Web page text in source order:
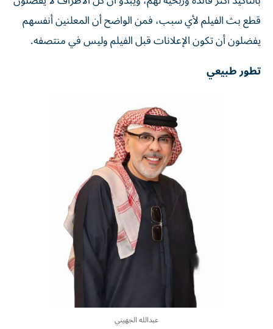
قطع بث الفيلم لأي سبب، فمن الواضح أن المعلنين أنفسهم
يفضلون أن تكون الإعلانات قبل الفيلم وليس في منتصفه.
تطور طبيعي
عبدالله الجهيني